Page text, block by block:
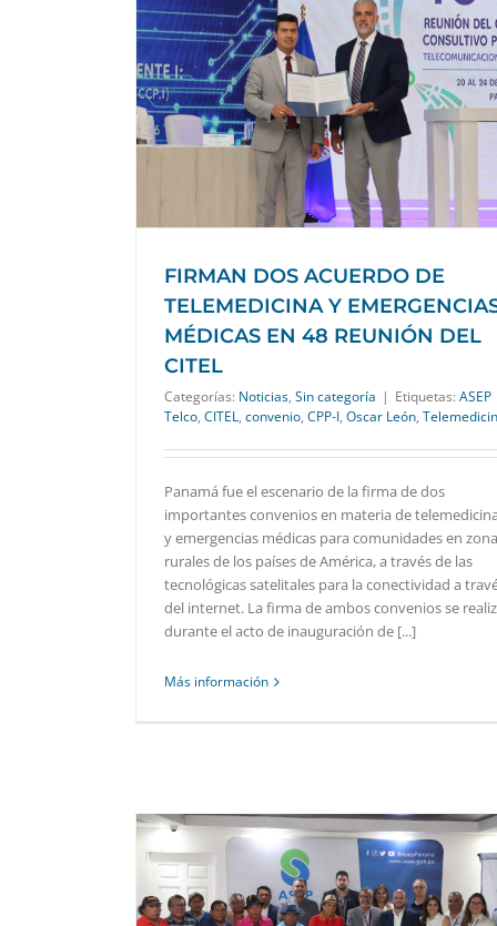
FIRMAN DOS ACUERDO DE
TELEMEDICINA Y
MÉDICAS EN 48 REUNIÓN DEL
CITEL
Categorías: Noticias, Sin categoría | Etiquetas: ASEP
Telco, CITEL, convenio, CPP-I, Oscar León,
Panamá fue el escenario de la firma de dos
importantes convenios en materia de
y emergencias médicas para comunidades en
rurales de los países de América, a través de las
tecnológicas satelitales para la conectividad a
del internet. La firma de ambos convenios se
durante el acto de inauguración de [...]
Más información